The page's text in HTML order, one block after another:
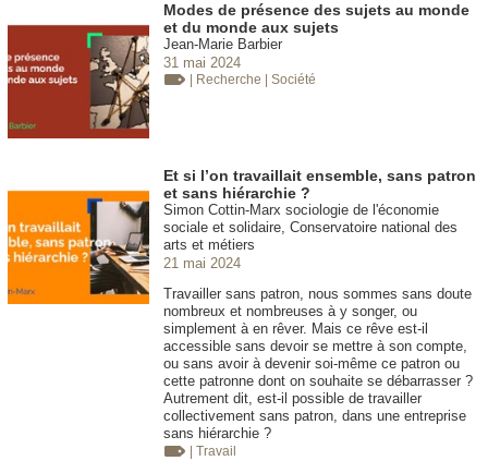
Modes de présence des sujets au monde
et du monde aux sujets
Jean-Marie Barbier
31 mai 2024
| Recherche | Société
Et si l’on travaillait ensemble, sans patron
et sans hiérarchie ?
Simon Cottin-Marx sociologie de l'économie
sociale et solidaire, Conservatoire national des
arts et métiers
21 mai 2024
Travailler sans patron, nous sommes sans doute
nombreux et nombreuses à y songer, ou
simplement à en rêver. Mais ce rêve est-il
accessible sans devoir se mettre à son compte,
ou sans avoir à devenir soi-même ce patron ou
cette patronne dont on souhaite se débarrasser ?
Autrement dit, est-il possible de travailler
collectivement sans patron, dans une entreprise
sans hiérarchie ?
| Travail